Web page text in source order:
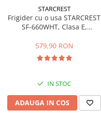
STARCREST
Frigider cu o usa STARCREST
SF-660WHT, Clasa E,
579,90 RON
IN STOC
ADAUGA IN COS